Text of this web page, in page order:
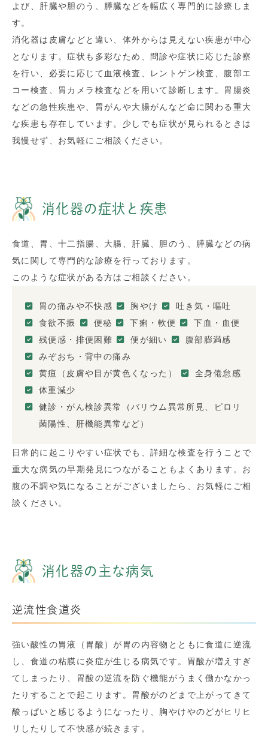
よび、肝臓や胆のう、膵臓などを幅広く専門的に診療しま
す。
消化器は皮膚などと違い、体外からは見えない疾患が中心
となります。症状も多彩なため、問診や症状に応じた診察
を行い、必要に応じて血液検査、レントゲン検査、腹部エ
コー検査、胃カメラ検査などを用いて診断します。胃腸炎
などの急性疾患や、胃がんや大腸がんなど命に関わる重大
な疾患も存在しています。少しでも症状が見られるときは
我慢せず、お気軽にご相談ください。
消化器の症状と疾患
食道、胃、十二指腸、大腸、肝臓、胆のう、膵臓などの病
気に関して専門的な診療を行っております。
このような症状がある方はご相談ください。
胃の痛みや不快感 胸やけ
吐き気・嘔吐
食欲不振
便秘 下痢・軟便
下血・血便
残便感・排便困難
便が細い
腹部膨満感
みぞおち・背中の痛み
黄疸（皮膚や目が黄色くなった）
全身倦怠感
体重減少
健診・がん検診異常（バリウム異常所見、ピロリ
菌陽性、肝機能異常など）
日常的に起こりやすい症状でも、詳細な検査を行うことで
重大な病気の早期発見につながることもよくあります。お
腹の不調や気になることがございましたら、お気軽にご相
談ください。
消化器の主な病気
逆流性食道炎
強い酸性の胃液（胃酸）が胃の内容物とともに食道に逆流
し、食道の粘膜に炎症が生じる病気です。胃酸が増えすぎ
てしまったり、胃酸の逆流を防ぐ機能がうまく働かなかっ
たりすることで起こります。胃酸がのどまで上がってきて
酸っぱいと感じるようになったり、胸やけやのどがヒリヒ
リしたりして不快感が続きます。